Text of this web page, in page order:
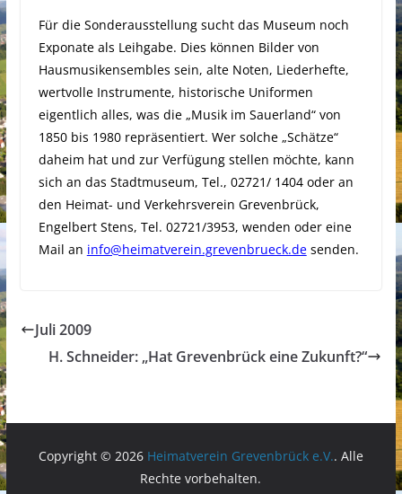
Für die Sonder­ausstellung sucht das Museum noch
Exponate als Leihgabe. Dies können Bilder von
Hausmusikensembles sein, alte Noten, Liederhefte,
wertvolle Instrumente, histo­rische Uniformen
eigentlich alles, was die „Musik im Sauerland“ von
1850 bis 1980 repräsentiert. Wer solche „Schätze“
daheim hat und zur Verfügung stellen möchte, kann
sich an das Stadtmuseum, Tel., 02721/ 1404 oder an
den Heimat- und Verkehrsverein Grevenbrück,
Engelbert Stens, Tel. 02721/3953, wenden oder eine
Mail an info@heimatverein.grevenbrueck.desenden.
Juli 2009
H. Schneider: „Hat Grevenbrück eine Zukunft?“
Copyright © 2026 Heimatverein Grevenbrück e.V.. Alle
Rechte vorbehalten.